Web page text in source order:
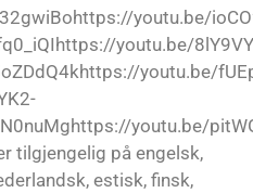
youtu.be/
youtu.be/
youtu.be/
youtu.be/
tilgjengelig på engelsk,
estisk, finsk,